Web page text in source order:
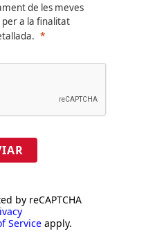
de les meves
per a la finalitat
by reCAPTCHA
Service apply.